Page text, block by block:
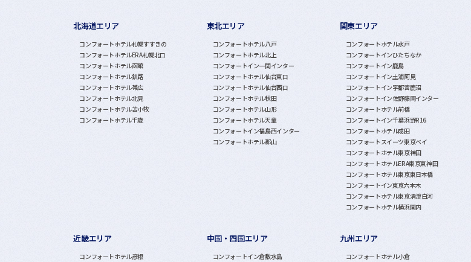
北海道エリア
コンフォートホテル札幌すすきの
コンフォートホテルERA札幌北口
コンフォートホテル函館
コンフォートホテル釧路
コンフォートホテル帯広
コンフォートホテル北見
コンフォートホテル苫小牧
コンフォートホテル千歳
東北エリア
コンフォートホテル八戸
コンフォートホテル北上
コンフォートイン一関インター
コンフォートホテル仙台東口
コンフォートホテル仙台西口
コンフォートホテル秋田
コンフォートホテル山形
コンフォートホテル天童
コンフォートイン福島西インター
コンフォートホテル郡山
関東エリア
コンフォートホテル水戸
コンフォートインひたちなか
コンフォートイン鹿島
コンフォートイン土浦阿見
コンフォートイン宇都宮鹿沼
コンフォートイン佐野藤岡インター
コンフォートホテル前橋
コンフォートイン千葉浜野R16
コンフォートホテル成田
コンフォートスイーツ東京ベイ
コンフォートホテル東京神田
コンフォートホテルERA東京東神田
コンフォートホテル東京東日本橋
コンフォートイン東京六本木
コンフォートホテル東京清澄白河
コンフォートホテル横浜関内
近畿エリア
コンフォートホテル彦根
中国・四国エリア
コンフォートイン倉敷水島
九州エリア
コンフォートホテル小倉